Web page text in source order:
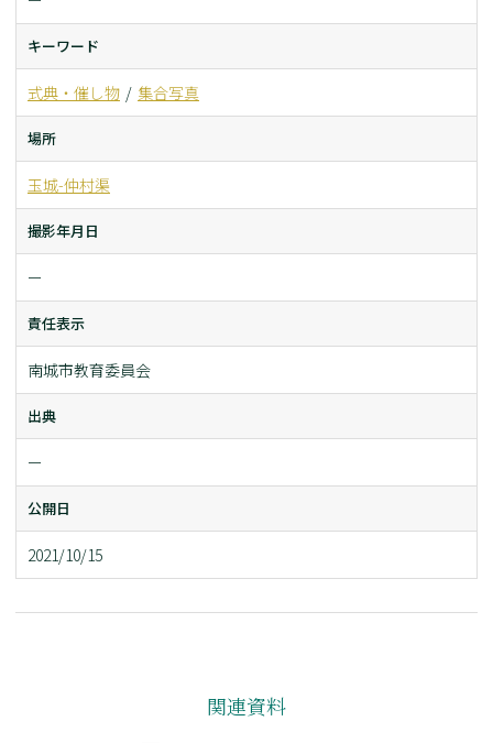
キーワード
式典・催し物 集合写真
場所
玉城-仲村渠
撮影年月日
ー
責任表示
南城市教育委員会
出典
ー
公開日
2021/10/15
関連資料